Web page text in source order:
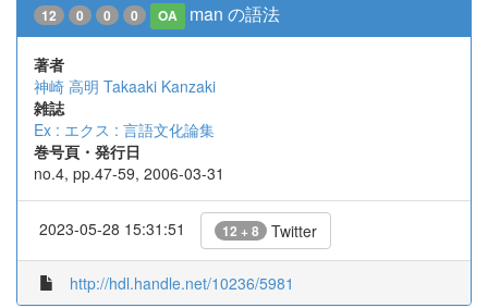
12 0 0 0 OA man の語法
著者
神崎 高明 Takaaki Kanzaki
雑誌
Ex : エクス : 言語文化論集
巻号頁・発行日
no.4, pp.47-59, 2006-03-31
2023-05-28 15:31:51 12 + 8 Twitter
http://hdl.handle.net/10236/5981